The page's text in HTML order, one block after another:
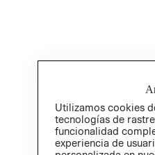
Utilizamos cookies
tecnologías de
funcionalidad
experiencia de